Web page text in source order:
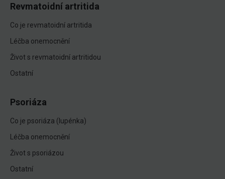
Revmatoidní artritida
Co je revmatoidní artritida
Léčba onemocnění
Život s revmatoidní artritidou
Ostatní
Psoriáza
Co je psoriáza (lupénka)
Léčba onemocnění
Život s psoriázou
Ostatní